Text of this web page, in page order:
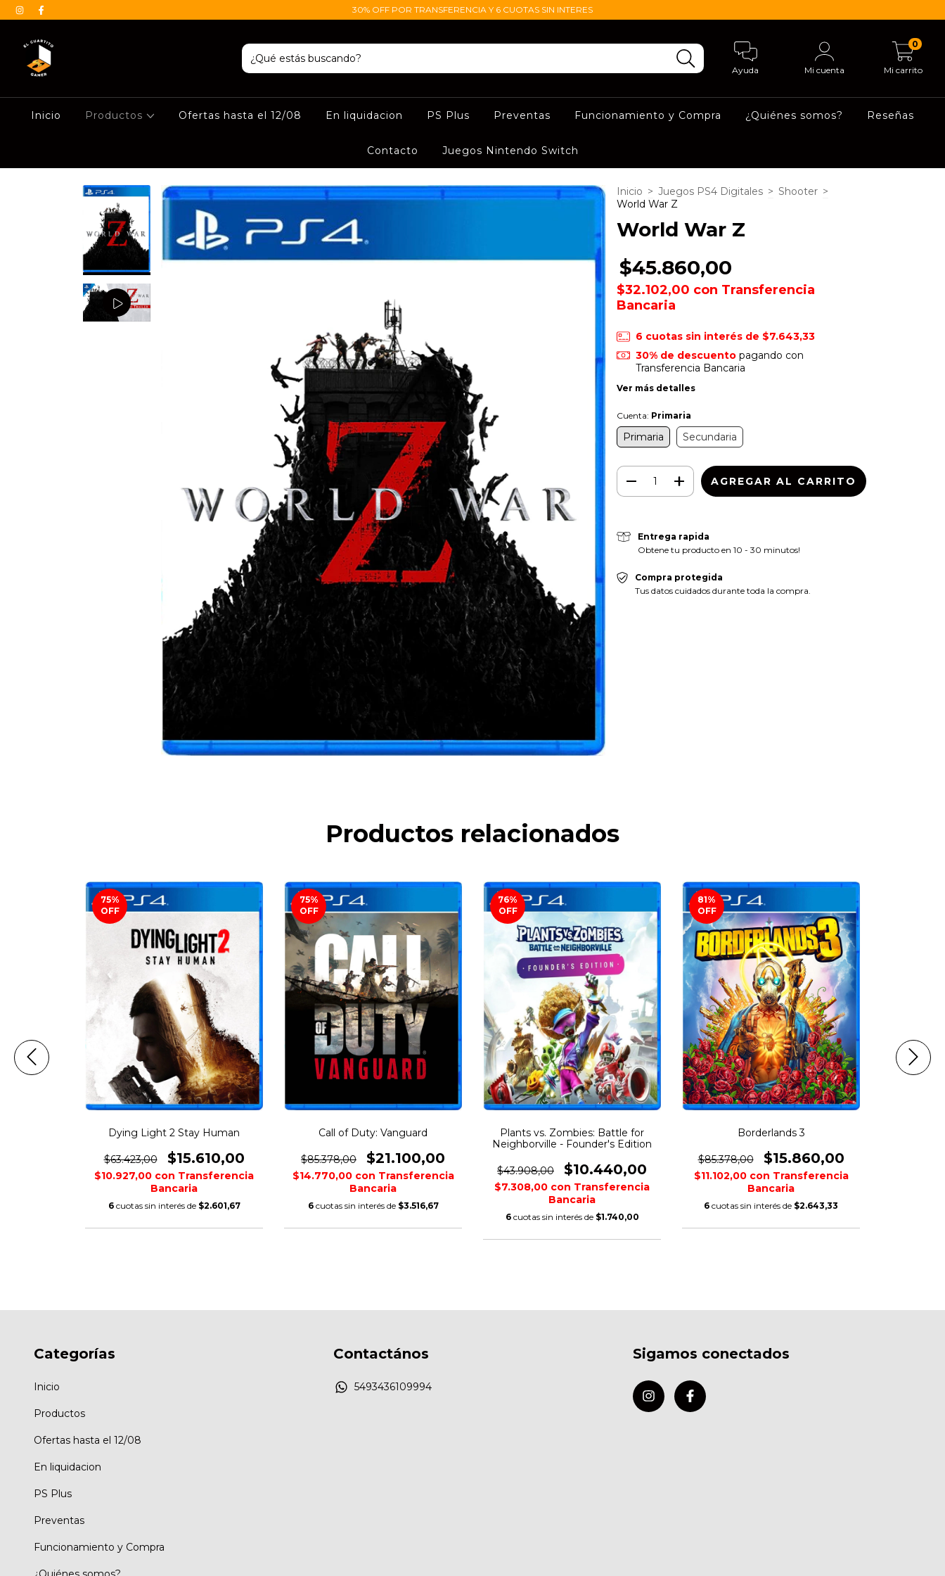
30% OFF POR TRANSFERENCIA Y 6 CUOTAS SIN INTERES
Ayuda Mi cuenta Mi carrito
0
Inicio Productos Ofertas hasta el 12/08 En liquidacion PS Plus Preventas Funcionamiento y Compra ¿Quiénes somos? Reseñas
Contacto Juegos Nintendo Switch
Inicio > Juegos PS4 Digitales > Shooter >
World War Z
World War Z
$45.860,00
$32.102,00 con Transferencia
Bancaria
6 cuotas sin interés de $7.643,33
30% de descuentopagando con
Transferencia Bancaria
Ver más detalles
Cuenta: Primaria
Primaria Secundaria
Entrega rapida
Obtene tu producto en 10 - 30 minutos!
Compra protegida
Tus datos cuidados durante toda la compra.
Productos relacionados
75%
OFF
Dying Light 2 Stay Human
$63.423,00 $15.610,00
$10.927,00 con Transferencia
Bancaria
6 cuotas sin interés de $2.601,67
75%
OFF
Call of Duty: Vanguard
$85.378,00 $21.100,00
$14.770,00 con Transferencia
Bancaria
6 cuotas sin interés de $3.516,67
76%
OFF
Plants vs. Zombies: Battle for
Neighborville - Founder's Edition
$43.908,00 $10.440,00
$7.308,00 con Transferencia
Bancaria
6 cuotas sin interés de $1.740,00
81%
OFF
Borderlands 3
$85.378,00 $15.860,00
$11.102,00 con Transferencia
Bancaria
6 cuotas sin interés de $2.643,33
Categorías
Inicio
Productos
Ofertas hasta el 12/08
En liquidacion
PS Plus
Preventas
Funcionamiento y Compra
Contactános
5493436109994
Sigamos conectados